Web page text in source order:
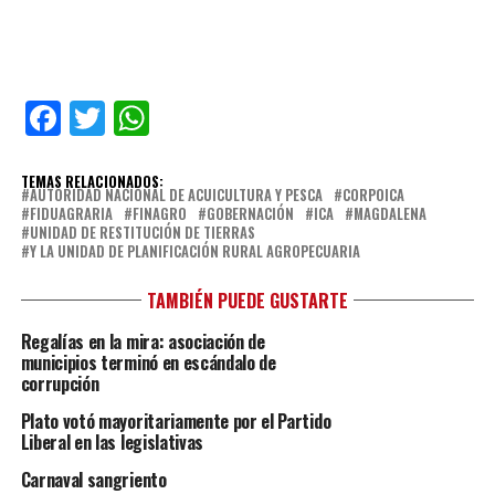
Facebook
TwitterWhatsApp
TEMAS RELACIONADOS:
AUTORIDAD NACIONAL DE ACUICULTURA Y PESCA
CORPOICA
FIDUAGRARIA
FINAGRO GOBERNACIÓN ICA
MAGDALENA
UNIDAD DE RESTITUCIÓN DE TIERRAS
Y LA UNIDAD DE PLANIFICACIÓN RURAL AGROPECUARIA
TAMBIÉN PUEDE GUSTARTE
Regalías en la mira: asociación de
municipios terminó en escándalo de
corrupción
Plato votó mayoritariamente por el Partido
Liberal en las legislativas
Carnaval sangriento